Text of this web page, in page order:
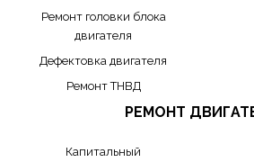
Ремонт головки блока
двигателя
Дефектовка двигателя
Ремонт ТНВД
РЕМОНТ
Капитальный